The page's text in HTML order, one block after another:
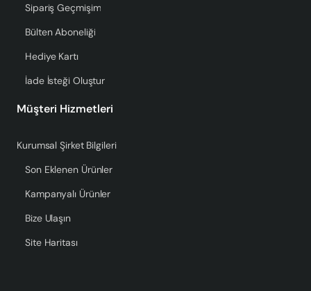
Sipariş Geçmişim
Bülten Aboneliği
Hediye Kartı
İade İsteği Oluştur
Müşteri Hizmetleri
Kurumsal Şirket Bilgileri
Son Eklenen Ürünler
Kampanyalı Ürünler
Bize Ulaşın
Site Haritası